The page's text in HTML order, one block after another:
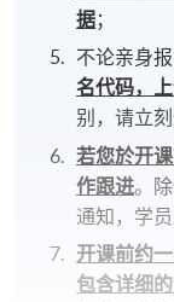
据；
不论亲身
名代码，
别，请立刻
若您於开
作跟进。
通知，学
开课前约
包含详细